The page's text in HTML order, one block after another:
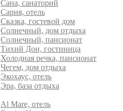
Сана, санаторий
Сария, отель
Сказка, гостевой дом
Солнечный, дом отдыха
Солнечный, пансионат
Тихий Дон, гостиница
Холодная речка, пансионат
Чегем, дом отдыха
Экохаус, отель
Эра, база отдыха
Al Mare, отель